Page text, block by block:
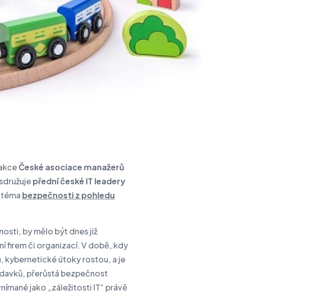
České asociace manažerů
přední české IT leadery
bezpečnosti z pohledu
by mělo být dnes již
firem či organizací. V době, kdy
kybernetické útoky rostou, a je
přerůstá bezpečnost
jako „záležitosti IT“ právě